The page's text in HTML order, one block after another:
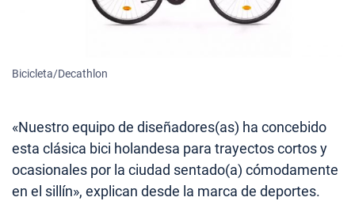
Bicicleta/Decathlon
«Nuestro equipo de diseñadores(as) ha concebido
esta clásica bici holandesa para trayectos cortos y
ocasionales por la ciudad sentado(a) cómodamente
en el sillín», explican desde la marca de deportes.